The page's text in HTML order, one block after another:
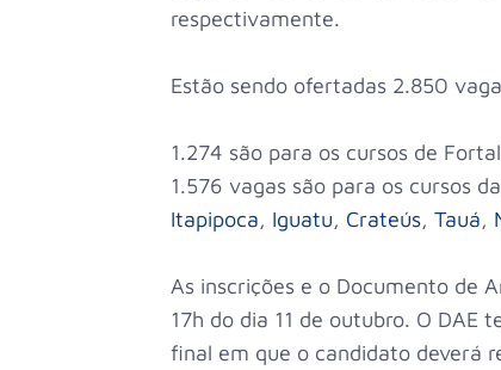
respectivamente.
Estão sendo ofertadas 2.850
1.274 são para os cursos de
1.576 vagas são para os cursos
Itapipoca, Iguatu, Crateús, Tauá,
As inscrições e o Documento de
17h do dia 11 de outubro. O
final em que o candidato deverá